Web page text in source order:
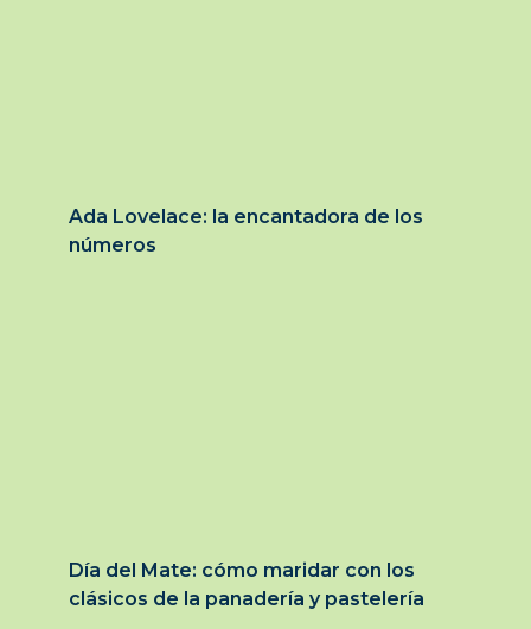
Ada Lovelace: la encantadora de los
números
Día del Mate: cómo maridar con los
clásicos de la panadería y pastelería